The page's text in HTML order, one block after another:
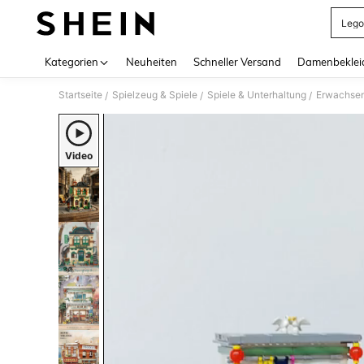
Kategorien Neuheiten Schneller Versand
Startseite / Spielzeug & Spiele / Spiele & Unterhaltung /
Video